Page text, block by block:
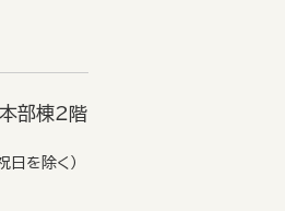
部棟2階
を除く）